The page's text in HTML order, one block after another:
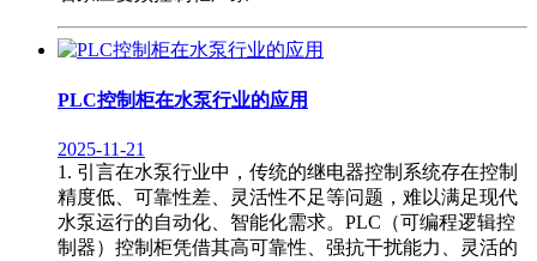
PLC控制柜在水泵行业的应用
2025-11-21
1. 引言在水泵行业中，传统的继电器控制系统存在控制
精度低、可靠性差、灵活性不足等问题，难以满足现代
水泵运行的自动化、智能化需求。PLC（可编程逻辑控
制器）控制柜凭借其高可靠性、强抗干扰能力、灵活的